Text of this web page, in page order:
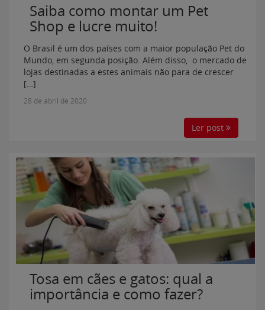
Saiba como montar um Pet
Shop e lucre muito!
O Brasil é um dos países com a maior população Pet do
Mundo, em segunda posição. Além disso, o mercado de
lojas destinadas a estes animais não para de crescer
[…]
28 de abril de 2020
Ler post
Tosa em cães e gatos: qual a
importância e como fazer?